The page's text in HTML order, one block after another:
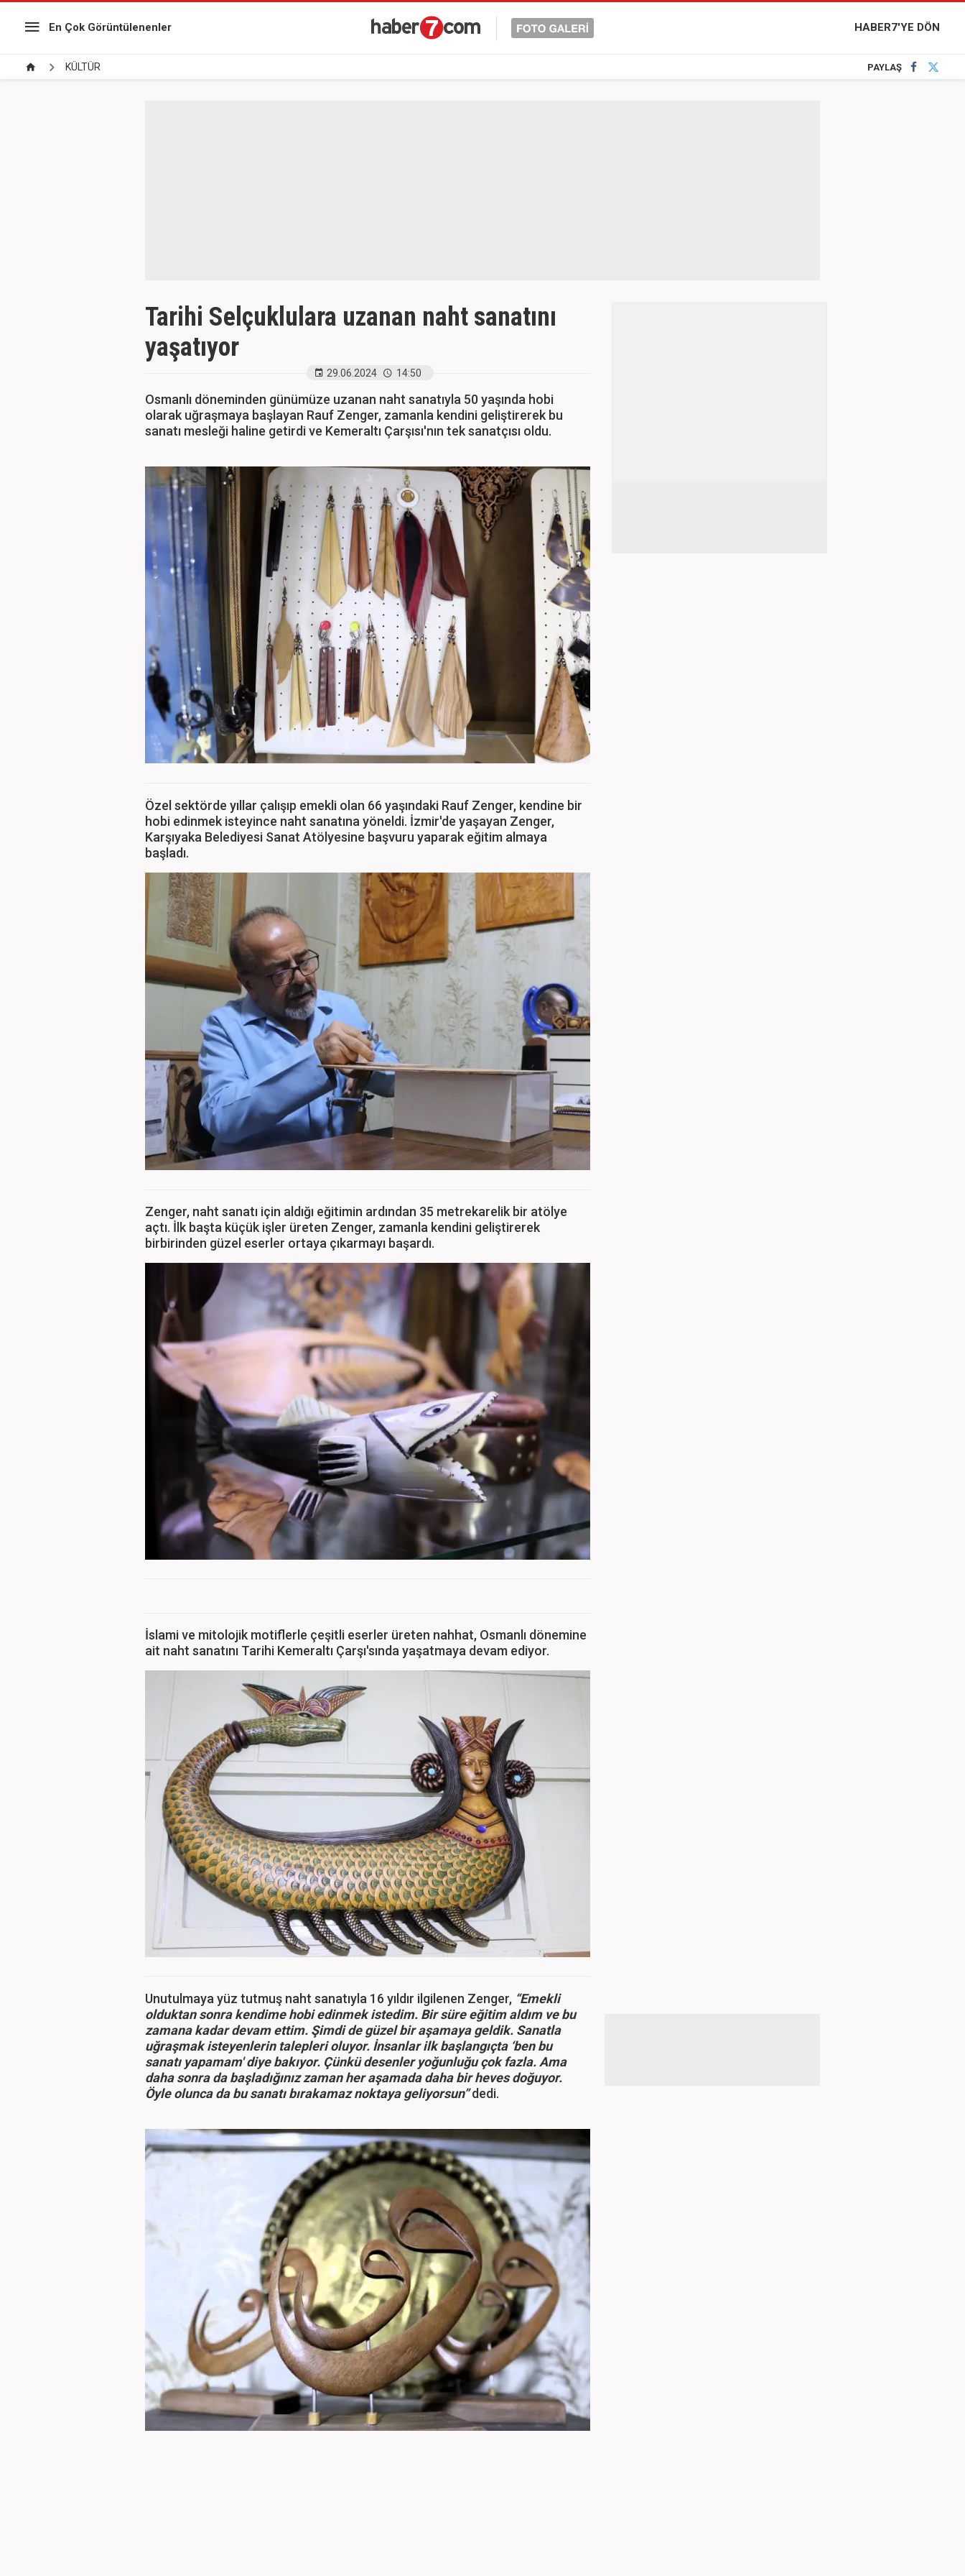
En Çok Görüntülenenler HABER7'YE DÖN
KÜLTÜR PAYLAŞ
Tarihi Selçuklulara uzanan naht sanatını
yaşatıyor
29.06.2024 14:50
Osmanlı döneminden günümüze uzanan naht sanatıyla 50 yaşında hobi
olarak uğraşmaya başlayan Rauf Zenger, zamanla kendini geliştirerek bu
sanatı mesleği haline getirdi ve Kemeraltı Çarşısı'nın tek sanatçısı oldu.
Özel sektörde yıllar çalışıp emekli olan 66 yaşındaki Rauf Zenger, kendine bir
hobi edinmek isteyince naht sanatına yöneldi. İzmir'de yaşayan Zenger,
Karşıyaka Belediyesi Sanat Atölyesine başvuru yaparak eğitim almaya
başladı.
Zenger, naht sanatı için aldığı eğitimin ardından 35 metrekarelik bir atölye
açtı. İlk başta küçük işler üreten Zenger, zamanla kendini geliştirerek
birbirinden güzel eserler ortaya çıkarmayı başardı.
İslami ve mitolojik motiflerle çeşitli eserler üreten nahhat, Osmanlı dönemine
ait naht sanatını Tarihi Kemeraltı Çarşı'sında yaşatmaya devam ediyor.
Unutulmaya yüz tutmuş naht sanatıyla 16 yıldır ilgilenen Zenger, “Emekli
olduktan sonra kendime hobi edinmek istedim. Bir süre eğitim aldım ve bu
zamana kadar devam ettim. Şimdi de güzel bir aşamaya geldik. Sanatla
uğraşmak isteyenlerin talepleri oluyor. İnsanlar ilk başlangıçta ‘ben bu
sanatı yapamam' diye bakıyor. Çünkü desenler yoğunluğu çok fazla. Ama
daha sonra da başladığınız zaman her aşamada daha bir heves doğuyor.
Öyle olunca da bu sanatı bırakamaz noktaya geliyorsun”dedi.